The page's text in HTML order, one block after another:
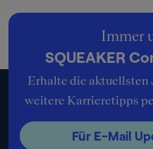
Immer
SQUEAKER
Erhalte die aktuellsten
weitere Karrieretipps
Für E-Mail